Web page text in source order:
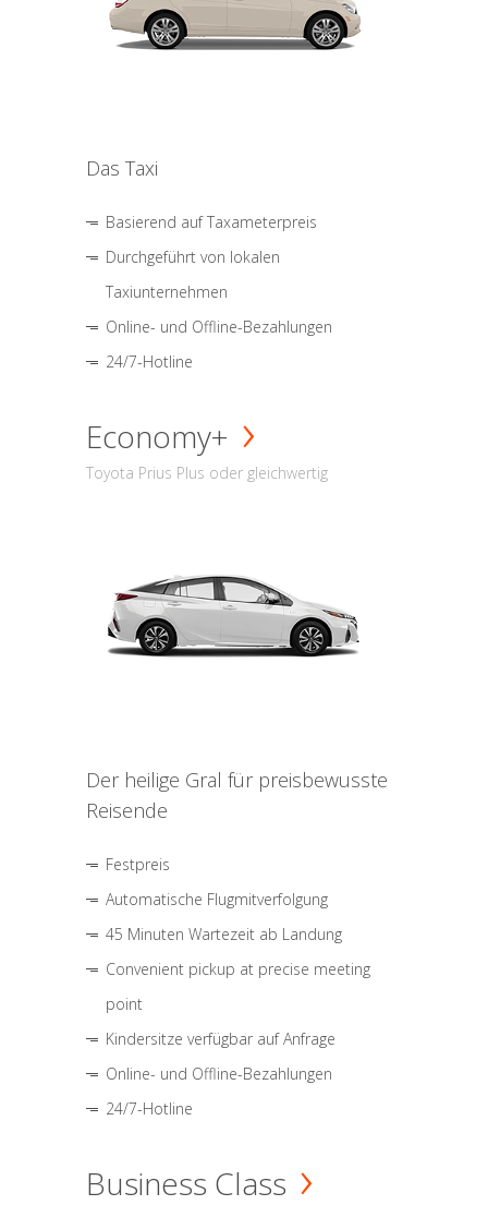
Das Taxi
Basierend auf Taxameterpreis
Durchgeführt von lokalen
Taxiunternehmen
Online- und Offline-Bezahlungen
24/7-Hotline
Economy+
Toyota Prius Plus oder gleichwertig
Der heilige Gral für preisbewusste
Reisende
Festpreis
Automatische Flugmitverfolgung
45 Minuten Wartezeit ab Landung
Convenient pickup at precise meeting
point
Kindersitze verfügbar auf Anfrage
Online- und Offline-Bezahlungen
24/7-Hotline
Business Class